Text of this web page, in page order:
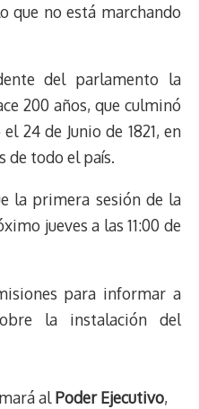
que no está marchando
del parlamento la
200 años, que culminó
24 de Junio de 1821, en
de todo el país.
la primera sesión de la
jueves a las 11:00 de
para informar a
la instalación del
alPoder Ejecutivo,